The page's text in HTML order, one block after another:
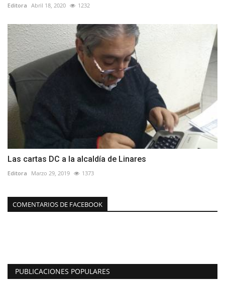
Editora Abril 18, 2020 1232
Las cartas DC a la alcaldía de Linares
Editora Marzo 29, 2019 1373
COMENTARIOS DE FACEBOOK
PUBLICACIONES POPULARES